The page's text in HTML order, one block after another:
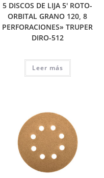
5 DISCOS DE LIJA 5′ ROTO-
ORBITAL GRANO 120, 8
PERFORACIONES» TRUPER
DIRO-512
Leer más